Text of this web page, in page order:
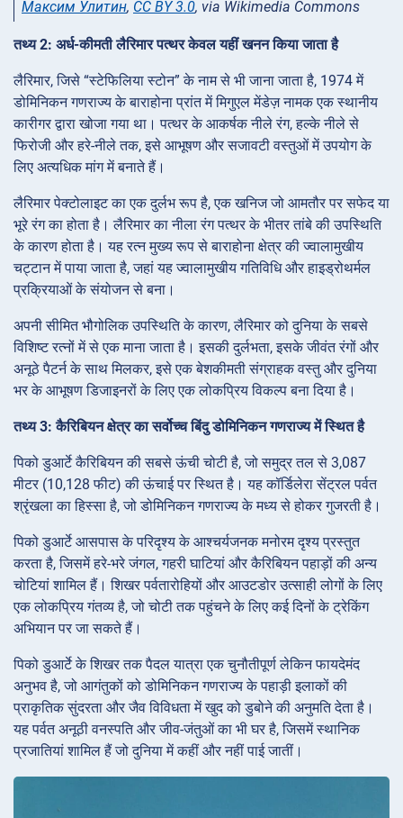
Максим Улитин, CC BY 3.0, via Wikimedia Commons
तथ्य 2: अर्ध-कीमती लैरिमार पत्थर केवल यहीं खनन किया जाता है
लैरिमार, जिसे “स्टेफिलिया स्टोन” के नाम से भी जाना जाता है, 1974 में
डोमिनिकन गणराज्य के बाराहोना प्रांत में मिगुएल मेंडेज़ नामक एक स्थानीय
कारीगर द्वारा खोजा गया था। पत्थर के आकर्षक नीले रंग, हल्के नीले से
फिरोजी और हरे-नीले तक, इसे आभूषण और सजावटी वस्तुओं में उपयोग के
लिए अत्यधिक मांग में बनाते हैं।
लैरिमार पेक्टोलाइट का एक दुर्लभ रूप है, एक खनिज जो आमतौर पर सफेद या
भूरे रंग का होता है। लैरिमार का नीला रंग पत्थर के भीतर तांबे की उपस्थिति
के कारण होता है। यह रत्न मुख्य रूप से बाराहोना क्षेत्र की ज्वालामुखीय
चट्टान में पाया जाता है, जहां यह ज्वालामुखीय गतिविधि और हाइड्रोथर्मल
प्रक्रियाओं के संयोजन से बना।
अपनी सीमित भौगोलिक उपस्थिति के कारण, लैरिमार को दुनिया के सबसे
विशिष्ट रत्नों में से एक माना जाता है। इसकी दुर्लभता, इसके जीवंत रंगों और
अनूठे पैटर्न के साथ मिलकर, इसे एक बेशकीमती संग्राहक वस्तु और दुनिया
भर के आभूषण डिजाइनरों के लिए एक लोकप्रिय विकल्प बना दिया है।
तथ्य 3: कैरिबियन क्षेत्र का सर्वोच्च बिंदु डोमिनिकन गणराज्य में स्थित है
पिको डुआर्टे कैरिबियन की सबसे ऊंची चोटी है, जो समुद्र तल से 3,087
मीटर (10,128 फीट) की ऊंचाई पर स्थित है। यह कॉर्डिलेरा सेंट्रल पर्वत
श्रृंखला का हिस्सा है, जो डोमिनिकन गणराज्य के मध्य से होकर गुजरती है।
पिको डुआर्टे आसपास के परिदृश्य के आश्चर्यजनक मनोरम दृश्य प्रस्तुत
करता है, जिसमें हरे-भरे जंगल, गहरी घाटियां और कैरिबियन पहाड़ों की अन्य
चोटियां शामिल हैं। शिखर पर्वतारोहियों और आउटडोर उत्साही लोगों के लिए
एक लोकप्रिय गंतव्य है, जो चोटी तक पहुंचने के लिए कई दिनों के ट्रेकिंग
अभियान पर जा सकते हैं।
पिको डुआर्टे के शिखर तक पैदल यात्रा एक चुनौतीपूर्ण लेकिन फायदेमंद
अनुभव है, जो आगंतुकों को डोमिनिकन गणराज्य के पहाड़ी इलाकों की
प्राकृतिक सुंदरता और जैव विविधता में खुद को डुबोने की अनुमति देता है।
यह पर्वत अनूठी वनस्पति और जीव-जंतुओं का भी घर है, जिसमें स्थानिक
प्रजातियां शामिल हैं जो दुनिया में कहीं और नहीं पाई जातीं।